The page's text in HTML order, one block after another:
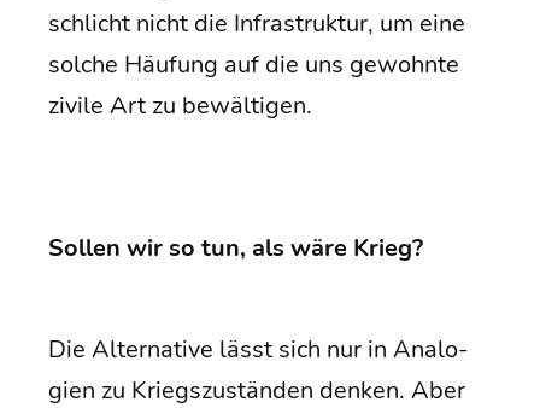
schlicht nicht die Infra­struk­tur, um eine
sol­che Häu­fung auf die uns gewohn­te
zivi­le Art zu bewältigen.
Sol­len wir so tun, als wäre Krieg?
Die Alter­na­ti­ve lässt sich nur in Ana­lo­
gien zu Kriegs­zu­stän­den den­ken. Aber